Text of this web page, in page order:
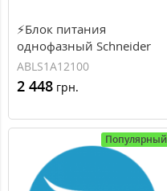
⚡Блок питания
однофазный Schneider
Electric, 12B, 120Вт, 10А
(ABLS1A12100)
ABLS1A12100
2 448 грн.
Популярный